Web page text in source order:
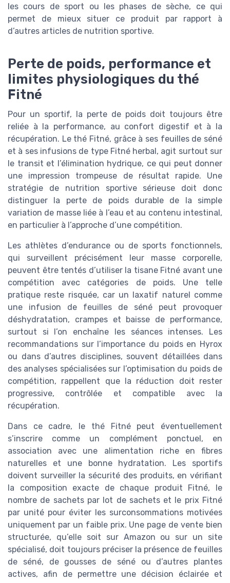
les cours de sport ou les phases de sèche, ce qui
permet de mieux situer ce produit par rapport à
d’autres articles de nutrition sportive.
Perte de poids, performance et
limites physiologiques du thé
Fitné
Pour un sportif, la perte de poids doit toujours être
reliée à la performance, au confort digestif et à la
récupération. Le thé Fitné, grâce à ses feuilles de séné
et à ses infusions de type Fitné herbal, agit surtout sur
le transit et l’élimination hydrique, ce qui peut donner
une impression trompeuse de résultat rapide. Une
stratégie de nutrition sportive sérieuse doit donc
distinguer la perte de poids durable de la simple
variation de masse liée à l’eau et au contenu intestinal,
en particulier à l’approche d’une compétition.
Les athlètes d’endurance ou de sports fonctionnels,
qui surveillent précisément leur masse corporelle,
peuvent être tentés d’utiliser la tisane Fitné avant une
compétition avec catégories de poids. Une telle
pratique reste risquée, car un laxatif naturel comme
une infusion de feuilles de séné peut provoquer
déshydratation, crampes et baisse de performance,
surtout si l’on enchaîne les séances intenses. Les
recommandations sur l’importance du poids en Hyrox
ou dans d’autres disciplines, souvent détaillées dans
des analyses spécialisées sur l’optimisation du poids de
compétition, rappellent que la réduction doit rester
progressive, contrôlée et compatible avec la
récupération.
Dans ce cadre, le thé Fitné peut éventuellement
s’inscrire comme un complément ponctuel, en
association avec une alimentation riche en fibres
naturelles et une bonne hydratation. Les sportifs
doivent surveiller la sécurité des produits, en vérifiant
la composition exacte de chaque produit Fitné, le
nombre de sachets par lot de sachets et le prix Fitné
par unité pour éviter les surconsommations motivées
uniquement par un faible prix. Une page de vente bien
structurée, qu’elle soit sur Amazon ou sur un site
spécialisé, doit toujours préciser la présence de feuilles
de séné, de gousses de séné ou d’autres plantes
actives, afin de permettre une décision éclairée et